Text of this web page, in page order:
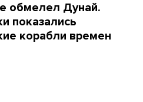
обмелел Дунай.
показались
корабли времен